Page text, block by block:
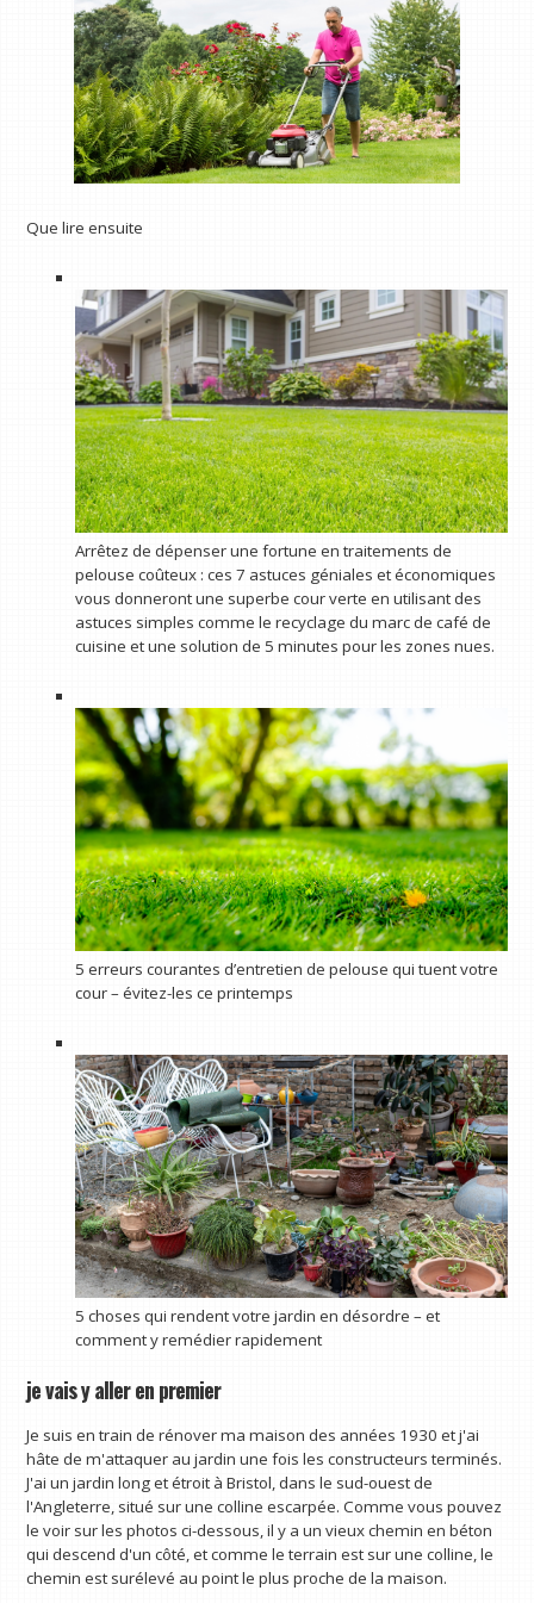
Que lire ensuite
Arrêtez de dépenser une fortune en traitements de
pelouse coûteux : ces 7 astuces géniales et économiques
vous donneront une superbe cour verte en utilisant des
astuces simples comme le recyclage du marc de café de
cuisine et une solution de 5 minutes pour les zones nues.
5 erreurs courantes d’entretien de pelouse qui tuent votre
cour – évitez-les ce printemps
5 choses qui rendent votre jardin en désordre – et
comment y remédier rapidement
je vais y aller en premier
Je suis en train de rénover ma maison des années 1930 et j'ai
hâte de m'attaquer au jardin une fois les constructeurs terminés.
J'ai un jardin long et étroit à Bristol, dans le sud-ouest de
l'Angleterre, situé sur une colline escarpée. Comme vous pouvez
le voir sur les photos ci-dessous, il y a un vieux chemin en béton
qui descend d'un côté, et comme le terrain est sur une colline, le
chemin est surélevé au point le plus proche de la maison.